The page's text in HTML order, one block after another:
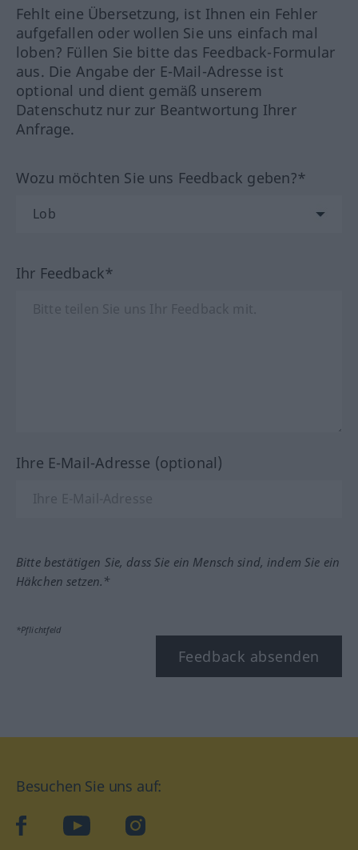
Fehlt eine Übersetzung, ist Ihnen ein Fehler
aufgefallen oder wollen Sie uns einfach mal
loben? Füllen Sie bitte das Feedback-Formular
aus. Die Angabe der E-Mail-Adresse ist
optional und dient gemäß unserem
Datenschutz nur zur Beantwortung Ihrer
Anfrage.
Wozu möchten Sie uns Feedback geben?*
Ihr Feedback*
Ihre E-Mail-Adresse (optional)
Bitte bestätigen Sie, dass Sie ein Mensch sind, indem Sie ein
Häkchen setzen.*
*Pflichtfeld
Feedback absenden
Besuchen Sie uns auf:
facebookYouTube Instagram